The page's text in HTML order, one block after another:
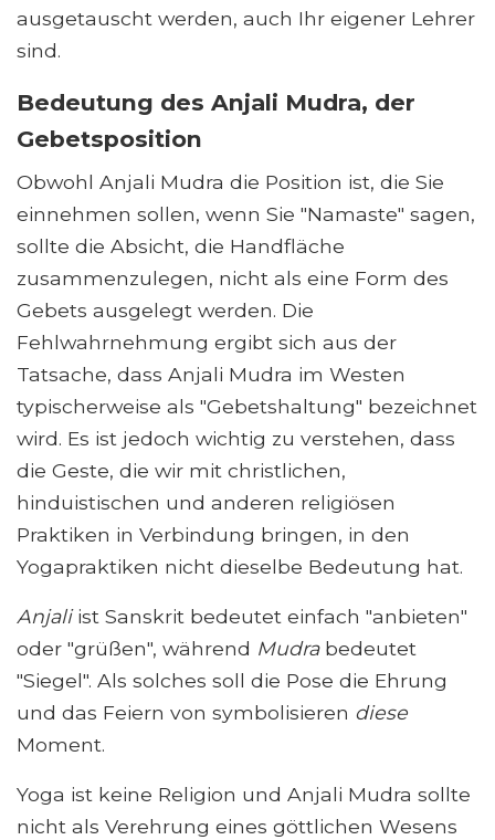
ausgetauscht werden, auch Ihr eigener Lehrer
sind.
Bedeutung des Anjali Mudra, der
Gebetsposition
Obwohl Anjali Mudra die Position ist, die Sie
einnehmen sollen, wenn Sie "Namaste" sagen,
sollte die Absicht, die Handfläche
zusammenzulegen, nicht als eine Form des
Gebets ausgelegt werden. Die
Fehlwahrnehmung ergibt sich aus der
Tatsache, dass Anjali Mudra im Westen
typischerweise als "Gebetshaltung" bezeichnet
wird. Es ist jedoch wichtig zu verstehen, dass
die Geste, die wir mit christlichen,
hinduistischen und anderen religiösen
Praktiken in Verbindung bringen, in den
Yogapraktiken nicht dieselbe Bedeutung hat.
Anjaliist Sanskrit bedeutet einfach "anbieten"
oder "grüßen", während Mudrabedeutet
"Siegel". Als solches soll die Pose die Ehrung
und das Feiern von symbolisieren diese
Moment.
Yoga ist keine Religion und Anjali Mudra sollte
nicht als Verehrung eines göttlichen Wesens